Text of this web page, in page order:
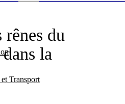
Transport
du
la